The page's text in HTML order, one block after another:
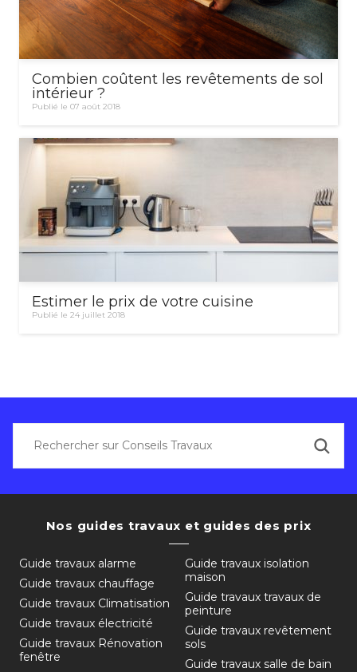
Combien coûtent les revêtements de sol
intérieur ?
Publié le 07 août 2018
Estimer le prix de votre cuisine
Publié le 24 juillet 2018
Nos guides travaux et guides des prix
Guide travaux alarme
Guide travaux chauffage
Guide travaux Climatisation
Guide travaux électricité
Guide travaux Rénovation
fenêtre
Guide travaux isolation
maison
Guide travaux travaux de
peinture
Guide travaux revêtement
sols
Guide travaux salle de bain